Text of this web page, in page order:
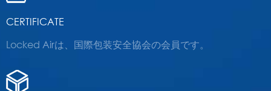
CERTIFICATE
Locked Airは、国際包装安全協会の会員です。